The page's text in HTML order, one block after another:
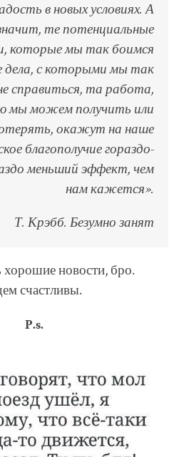
в новых условиях. А
те потенциальные
которые мы так боимся
дела, с которыми мы так
справиться, та работа,
мы можем получить или
окажут на наше
благополучие гораздо-
меньший эффект, чем
нам кажется».
Т. Крэбб. Безумно занят
новости, бро.
счастливы.
P.s.